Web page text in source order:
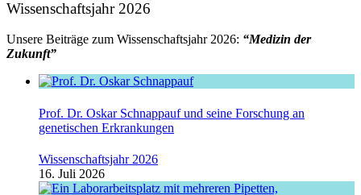
Wissenschaftsjahr 2026
Unsere Beiträge zum Wissenschaftsjahr 2026: “Medizin der
Zukunft”
Prof. Dr. Oskar Schnappauf und seine Forschung an
genetischen Erkrankungen
Wissenschaftsjahr 2026
16. Juli 2026